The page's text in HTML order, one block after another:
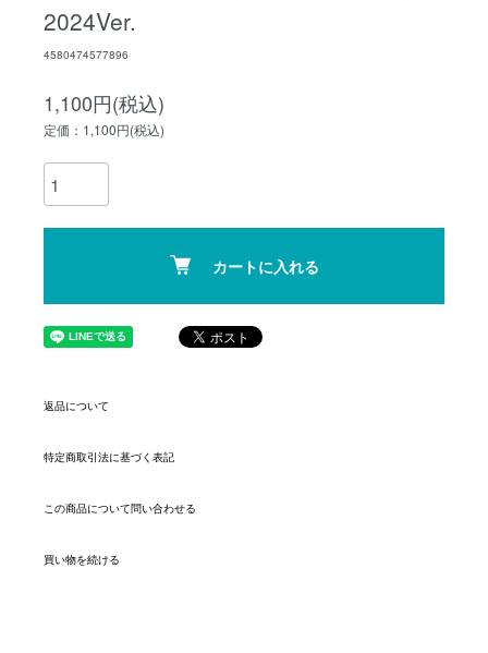
2024Ver.
4580474577896
1,100円(税込)
定価：1,100円(税込)
カートに入れる
返品について
特定商取引法に基づく表記
この商品について問い合わせる
買い物を続ける